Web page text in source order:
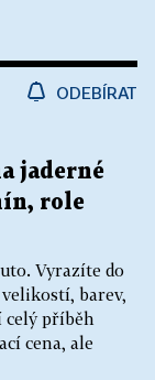
ODEBÍRAT
jaderné
role
Vyrazíte do
barev,
celý příběh
cena, ale